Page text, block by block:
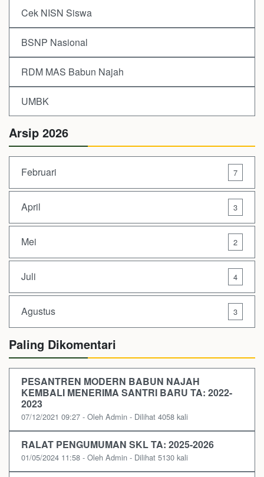
Cek NISN Siswa
BSNP Nasional
RDM MAS Babun Najah
UMBK
Arsip 2026
Februari 7
April 3
Mei 2
Juli 4
Agustus 3
Paling Dikomentari
PESANTREN MODERN BABUN NAJAH
KEMBALI MENERIMA SANTRI BARU TA: 2022-
2023
07/12/2021 09:27 - Oleh Admin - Dilihat 4058 kali
RALAT PENGUMUMAN SKL TA: 2025-2026
01/05/2024 11:58 - Oleh Admin - Dilihat 5130 kali